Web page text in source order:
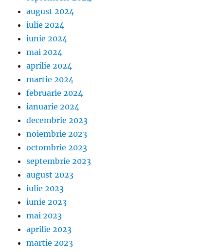
august 2024
iulie 2024
iunie 2024
mai 2024
aprilie 2024
martie 2024
februarie 2024
ianuarie 2024
decembrie 2023
noiembrie 2023
octombrie 2023
septembrie 2023
august 2023
iulie 2023
iunie 2023
mai 2023
aprilie 2023
martie 2023